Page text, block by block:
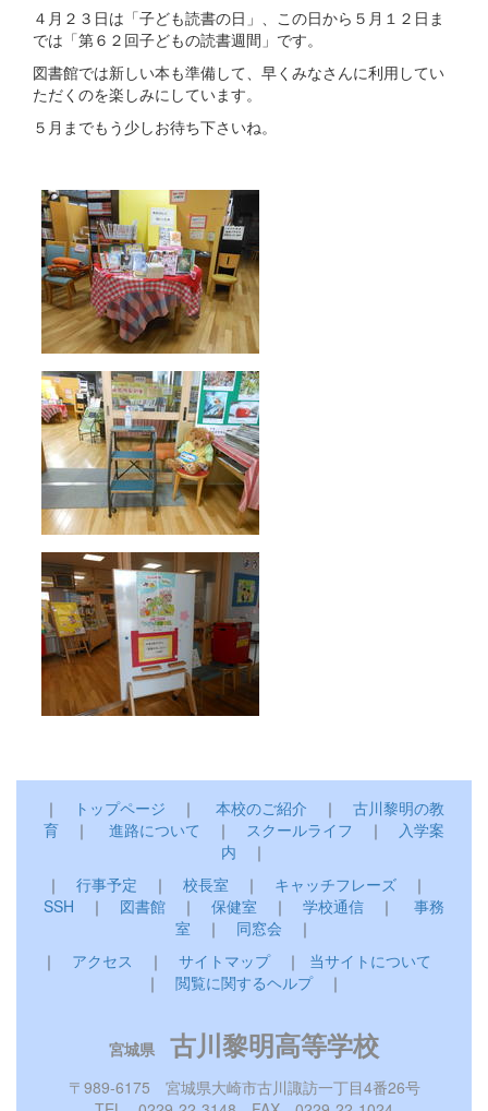
４月２３日は「子ども読書の日」、この日から５月１２日ま
では「第６２回子どもの読書週間」です。
図書館では新しい本も準備して、早くみなさんに利用してい
ただくのを楽しみにしています。
５月までもう少しお待ち下さいね。
｜ トップページ ｜ 本校のご紹介 ｜ 古川黎明の教
育 ｜ 進路について ｜ スクールライフ ｜
入学案
内 ｜
｜ 行事予定 ｜ 校長室 ｜ キャッチフレーズ ｜
SSH ｜ 図書館 ｜ 保健室 ｜ 学校通信 ｜ 事務
室 ｜ 同窓会 ｜
｜ アクセス ｜ サイトマップ｜ 当サイトについて
｜ 閲覧に関するヘルプ｜
宮城県 古川黎明高等学校
〒989-6175 宮城県大崎市古川諏訪一丁目4番26号